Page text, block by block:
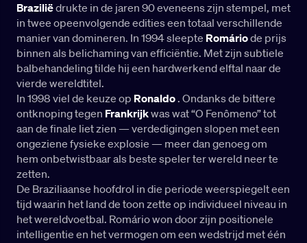
Braziliëdrukte in de jaren 90 eveneens zijn stempel, met
in twee opeenvolgende edities een totaal verschillende
manier van domineren. In 1994 sleepte Romáriode prijs
binnen als belichaming van efficiëntie. Met zijn subtiele
balbehandeling tilde hij een hardwerkend elftal naar de
vierde wereldtitel.
In 1998 viel de keuze op Ronaldo. Ondanks de bittere
ontknoping tegen Frankrijkwas wat “O Fenômeno” tot
aan de finale liet zien — verdedigingen slopen met een
ongeziene fysieke explosie — meer dan genoeg om
hem onbetwistbaar als beste speler ter wereld neer te
zetten.
De Braziliaanse hoofdrol in die periode weerspiegelt een
tijd waarin het land de toon zette op individueel niveau in
het wereldvoetbal. Romário won door zijn positionele
intelligentie en het vermogen om een wedstrijd met één